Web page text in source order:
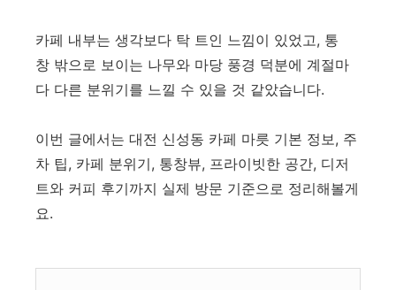
카페 내부는 생각보다 탁 트인 느낌이 있었고, 통
창 밖으로 보이는 나무와 마당 풍경 덕분에 계절마
다 다른 분위기를 느낄 수 있을 것 같았습니다.
이번 글에서는 대전 신성동 카페 마릇 기본 정보, 주
차 팁, 카페 분위기, 통창뷰, 프라이빗한 공간, 디저
트와 커피 후기까지 실제 방문 기준으로 정리해볼게
요.